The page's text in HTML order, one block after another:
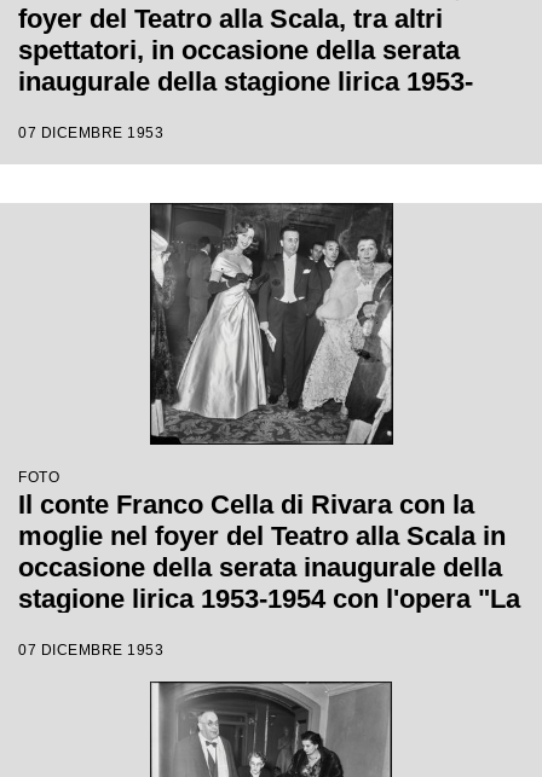
foyer del Teatro alla Scala, tra altri
spettatori, in occasione della serata
inaugurale della stagione lirica 1953-
Catalani, diretta da Carlo Maria Giulini,
07 DICEMBRE 1953
FOTO
Il conte Franco Cella di Rivara con la
moglie nel foyer del Teatro alla Scala in
occasione della serata inaugurale della
stagione lirica 1953-1954 con l'opera "La
Carlo Maria Giulini, con la regia di
Tatiana Pavlova
07 DICEMBRE 1953